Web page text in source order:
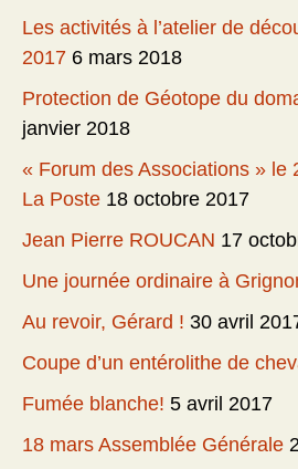
Les activités à l’atelier de
2017 6 mars 2018
Protection de Géotope du
janvier 2018
« Forum des Associations » le
La Poste 18 octobre 2017
Jean Pierre ROUCAN 17
Une journée ordinaire à
Au revoir, Gérard ! 30 avril
Coupe d’un entérolithe de
Fumée blanche! 5 avril 2017
18 mars Assemblée Générale